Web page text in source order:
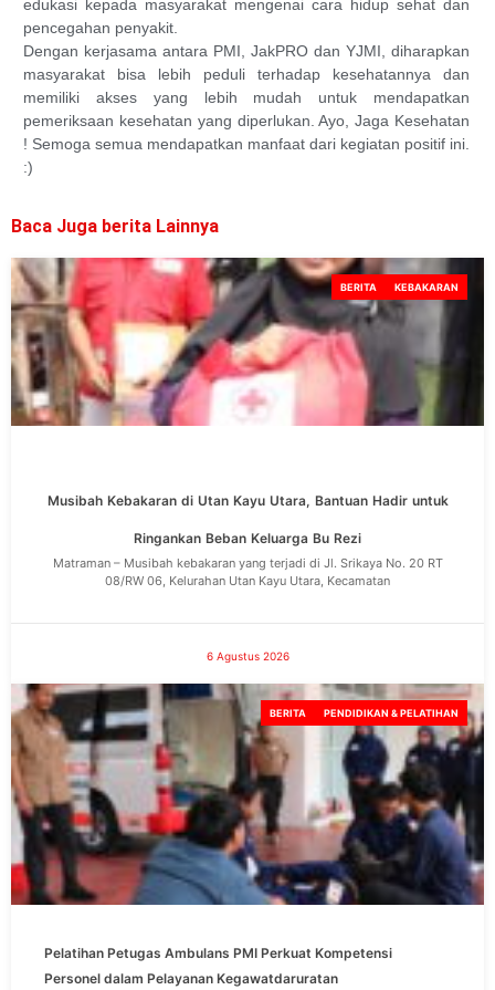
edukasi kepada masyarakat mengenai cara hidup sehat dan
pencegahan penyakit.
Dengan kerjasama antara PMI, JakPRO dan YJMI, diharapkan
masyarakat bisa lebih peduli terhadap kesehatannya dan
memiliki akses yang lebih mudah untuk mendapatkan
pemeriksaan kesehatan yang diperlukan. Ayo, Jaga Kesehatan
! Semoga semua mendapatkan manfaat dari kegiatan positif ini.
:)
Baca Juga berita Lainnya
Musibah Kebakaran di Utan Kayu Utara, Bantuan Hadir untuk
Ringankan Beban Keluarga Bu Rezi
Matraman – Musibah kebakaran yang terjadi di Jl. Srikaya No. 20 RT
08/RW 06, Kelurahan Utan Kayu Utara, Kecamatan
6 Agustus 2026
BERITA KEBAKARAN
Pelatihan Petugas Ambulans PMI Perkuat Kompetensi
Personel dalam Pelayanan Kegawatdaruratan
BERITA PENDIDIKAN & PELATIHAN